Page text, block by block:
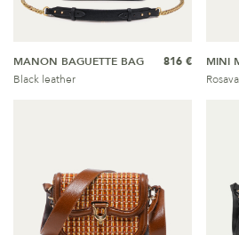
MANON BAGUETTE BAG
Black leather
816 €
MINI